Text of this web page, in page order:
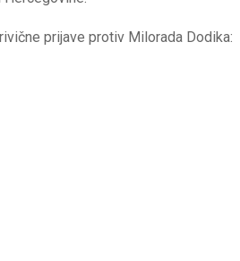
prijave protiv Milorada Dodika: